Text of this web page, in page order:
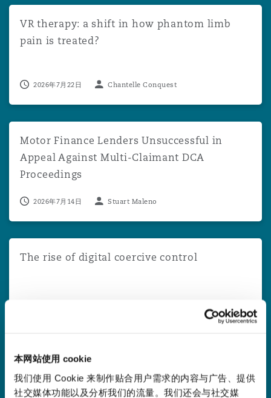
本网站使用 cookie
我们使用 Cookie 来制作贴合用户需求的内容与广告、提供
社交媒体功能以及分析我们的流量。我们还会与社交媒
VR therapy: a shift in how phantom limb
pain is treated?
2026年7月22日 Chantelle Conquest
Motor Finance Lenders Unsuccessful in
Appeal Against Multi-Claimant DCA
Proceedings
2026年7月14日 Stuart Maleno
The rise of digital coercive control
查看更多